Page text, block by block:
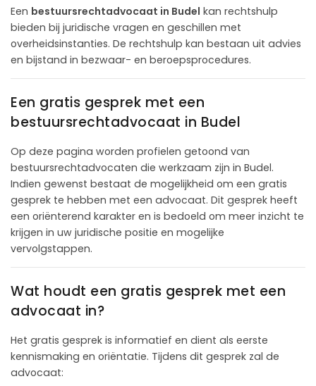
Een bestuursrechtadvocaat in Budel kan rechtshulp
bieden bij juridische vragen en geschillen met
overheidsinstanties. De rechtshulp kan bestaan uit advies
en bijstand in bezwaar- en beroepsprocedures.
Een gratis gesprek met een
bestuursrechtadvocaat in Budel
Op deze pagina worden profielen getoond van
bestuursrechtadvocaten die werkzaam zijn in Budel.
Indien gewenst bestaat de mogelijkheid om een gratis
gesprek te hebben met een advocaat. Dit gesprek heeft
een oriënterend karakter en is bedoeld om meer inzicht te
krijgen in uw juridische positie en mogelijke
vervolgstappen.
Wat houdt een gratis gesprek met een
advocaat in?
Het gratis gesprek is informatief en dient als eerste
kennismaking en oriëntatie. Tijdens dit gesprek zal de
advocaat: